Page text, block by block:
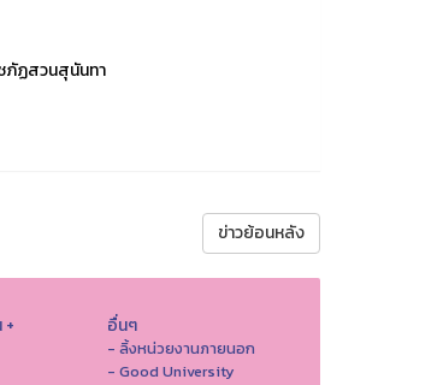
ภัฏสวนสุนันทา
ข่าวย้อนหลัง
+ อื่นๆ
- ลิ้งหน่วยงานภายนอก
- Good University